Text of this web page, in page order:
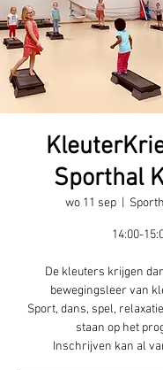
Sporthal
wo 11 sep
  |
14:00-
De kleuters krijgen
bewegingsleer van
Sport, dans, spel,
staan op het
Inschrijven kan al